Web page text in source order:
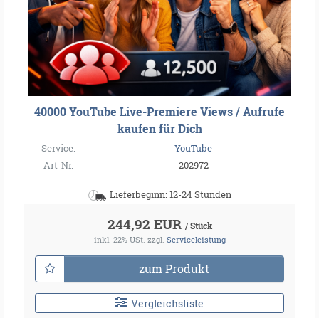
40000 YouTube Live-Premiere Views / Aufrufe
kaufen für Dich
Service:
YouTube
Art-Nr.
202972
Lieferbeginn: 12-24 Stunden
244,92 EUR / Stück
inkl. 22% USt. zzgl. Serviceleistung
zum Produkt
Vergleichsliste